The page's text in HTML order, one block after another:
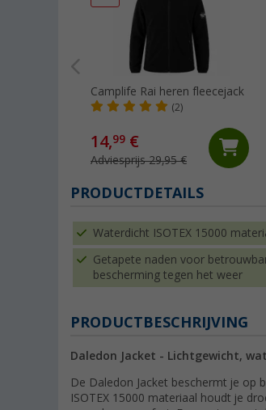
Camplife Rai heren fleecejack
(2)
14,99 €
Adviesprijs 29,95 €
PRODUCTDETAILS
Waterdicht ISOTEX 15000
Getapete naden voor
bescherming tegen het weer
PRODUCTBESCHRIJVING
Daledon Jacket - Lichtgewicht,
De Daledon Jacket beschermt je op
ISOTEX 15000 materiaal houdt je